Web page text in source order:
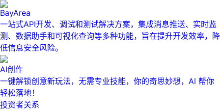
BayArea
一站式API开发、调试和测试解决方案，集成消息推送、实时监
测、数据助手和可视化查询等多种功能，旨在提升开发效率，降
低信息安全风险。
AI创作
一键解锁创意新玩法，无需专业技能，你的奇思妙想，AI 帮你
轻松落地！
投资者关系